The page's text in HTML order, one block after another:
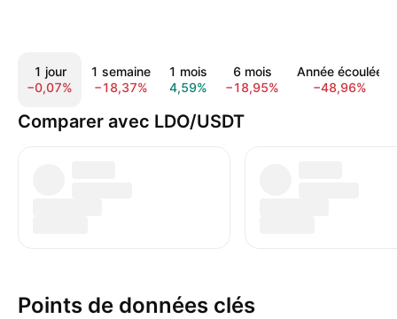
1 jour
−0,07%
1 semaine
−18,37%
1 mois
4,59%
6 mois
−18,95%
Année écoulée
−48,96%
Comparer avec LDO/USDT
Points de données clés